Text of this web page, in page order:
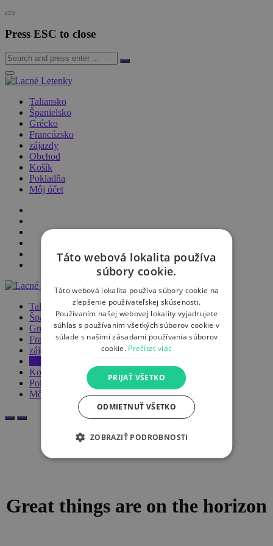
Press ESC to close
Taliansko
Španielsko
Grécko
Francúzsko
zájazdy
Obchod
Košík
Pokladňa
Môj účet
Taliansko
Španielsko
Grécko
Francúzsko
zájazdy
Košík
Pokladňa
Môj účet
Great things are on the horizon
Táto webová lokalita používa
súbory cookie.
Táto webová lokalita používa súbory cookie na
zlepšenie používateľskej skúsenosti.
Používaním našej webovej lokality vyjadrujete
súhlas s používaním všetkých súborov cookie v
súlade s našimi zásadami používania súborov
cookie. Prečítať viac
PRIJAŤ VŠETKO
ODMIETNUŤ VŠETKO
ZOBRAZIŤ PODROBNOSTI